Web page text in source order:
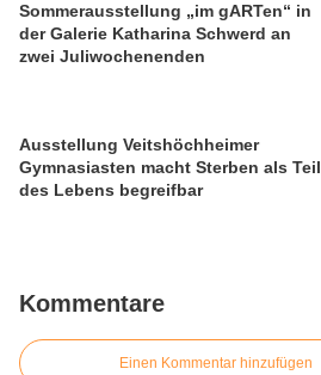
Sommerausstellung „im gARTen“ in
der Galerie Katharina Schwerd an
zwei Juliwochenenden
Ausstellung Veitshöchheimer
Gymnasiasten macht Sterben als Teil
des Lebens begreifbar
Kommentare
Einen Kommentar hinzufügen